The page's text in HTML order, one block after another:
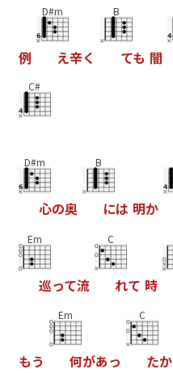
例
D#m
え辛く
B
ても 闇
C#
D#m
心の奥
B
には 明か
Em
巡って流
C
れて 時
もう
Em
何があっ
C
たか